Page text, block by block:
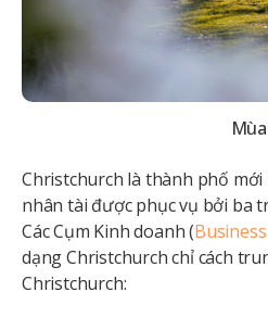
Christchurch là thành phố
nhân tài được phục vụ bởi ba
Các Cụm Kinh doanh (
dạng Christchurch chỉ cách
Christchurch: